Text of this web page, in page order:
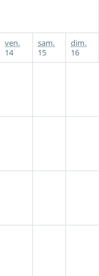
ven.
14
sam.
15
dim.
16